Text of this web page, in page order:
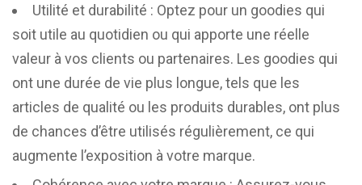
Utilité et durabilité : Optez pour un goodies qui
soit utile au quotidien ou qui apporte une réelle
valeur à vos clients ou partenaires. Les goodies qui
ont une durée de vie plus longue, tels que les
articles de qualité ou les produits durables, ont plus
de chances d’être utilisés régulièrement, ce qui
augmente l’exposition à votre marque.